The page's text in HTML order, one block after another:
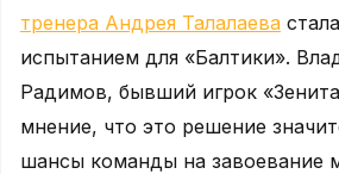
тренера Андрея Талалаева
испытанием для «Балтики».
Радимов, бывший игрок
мнение, что это решение
шансы команды на завоевание